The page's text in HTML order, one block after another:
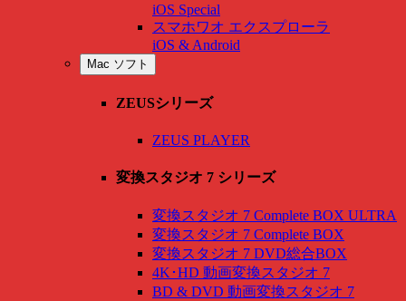
iOS Special
スマホワオ エクスプローラ
iOS & Android
Mac ソフト
ZEUSシリーズ
ZEUS PLAYER
変換スタジオ 7 シリーズ
変換スタジオ 7 Complete BOX ULTRA
変換スタジオ 7 Complete BOX
変換スタジオ 7 DVD総合BOX
4K･HD 動画変換スタジオ 7
BD & DVD 動画変換スタジオ 7